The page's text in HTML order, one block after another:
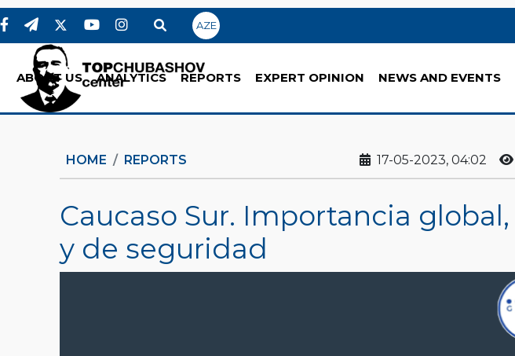
AZE
ABOUT US ANALYTICS REPORTS EXPERT OPINION NEWS AND EVENTS
HOME REPORTS 17-05-2023, 04:02
Caucaso Sur. Importancia
y de seguridad